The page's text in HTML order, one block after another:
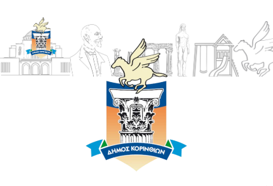
ΔΗΜΟΣ
ΚΟΡΙΝΘΙΩΝ